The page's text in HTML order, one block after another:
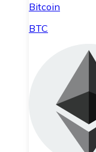
Bitcoin
BTC